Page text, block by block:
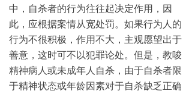
中，自杀者的行为往往起决定作用，因
此，应根据案情从宽处罚。如果行为人的
行为不很积极，作用不大，主观愿望出于
善意，这时可不以犯罪论处。但是，教唆
精神病人或未成年人自杀，由于自杀者限
于精神状态或年龄因素对于自杀缺乏正确